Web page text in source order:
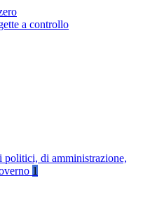
a controllo
di amministrazione,
1